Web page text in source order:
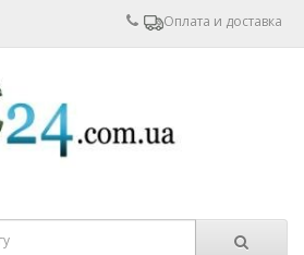
Оплата и доставка